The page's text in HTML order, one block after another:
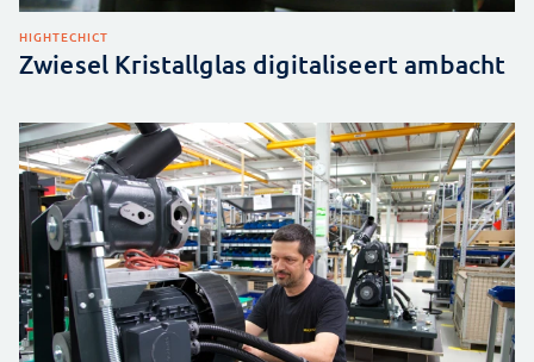
HIGHTECHICT
Zwiesel Kristallglas digitaliseert ambacht